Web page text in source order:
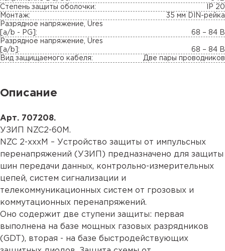
Степень защиты оболочки:
IP 20
Монтаж:
35 мм DIN-рейка
Разрядное напряжение, Ures
[a/b - PG]:
68 – 84 В
Разрядное напряжение, Ures
[a/b]:
68 – 84 В
Вид защищаемого кабеля:
Две пары проводников
Описание
Арт. 707208.
УЗИП NZC2-60M.
NZC 2-xxxM – Устройство защиты от импульсных
перенапряжений (УЗИП) предназначено для защиты
шин передачи данных, контрольно-измерительных
цепей, систем сигнализации и
телекоммуникационных систем от грозовых и
коммутационных перенапряжений.
Оно содержит две ступени защиты: первая
выполнена на базе мощных газовых разрядников
(GDT), вторая - на базе быстродействующих